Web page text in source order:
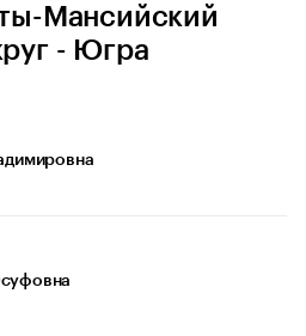
Мансийский
- Югра